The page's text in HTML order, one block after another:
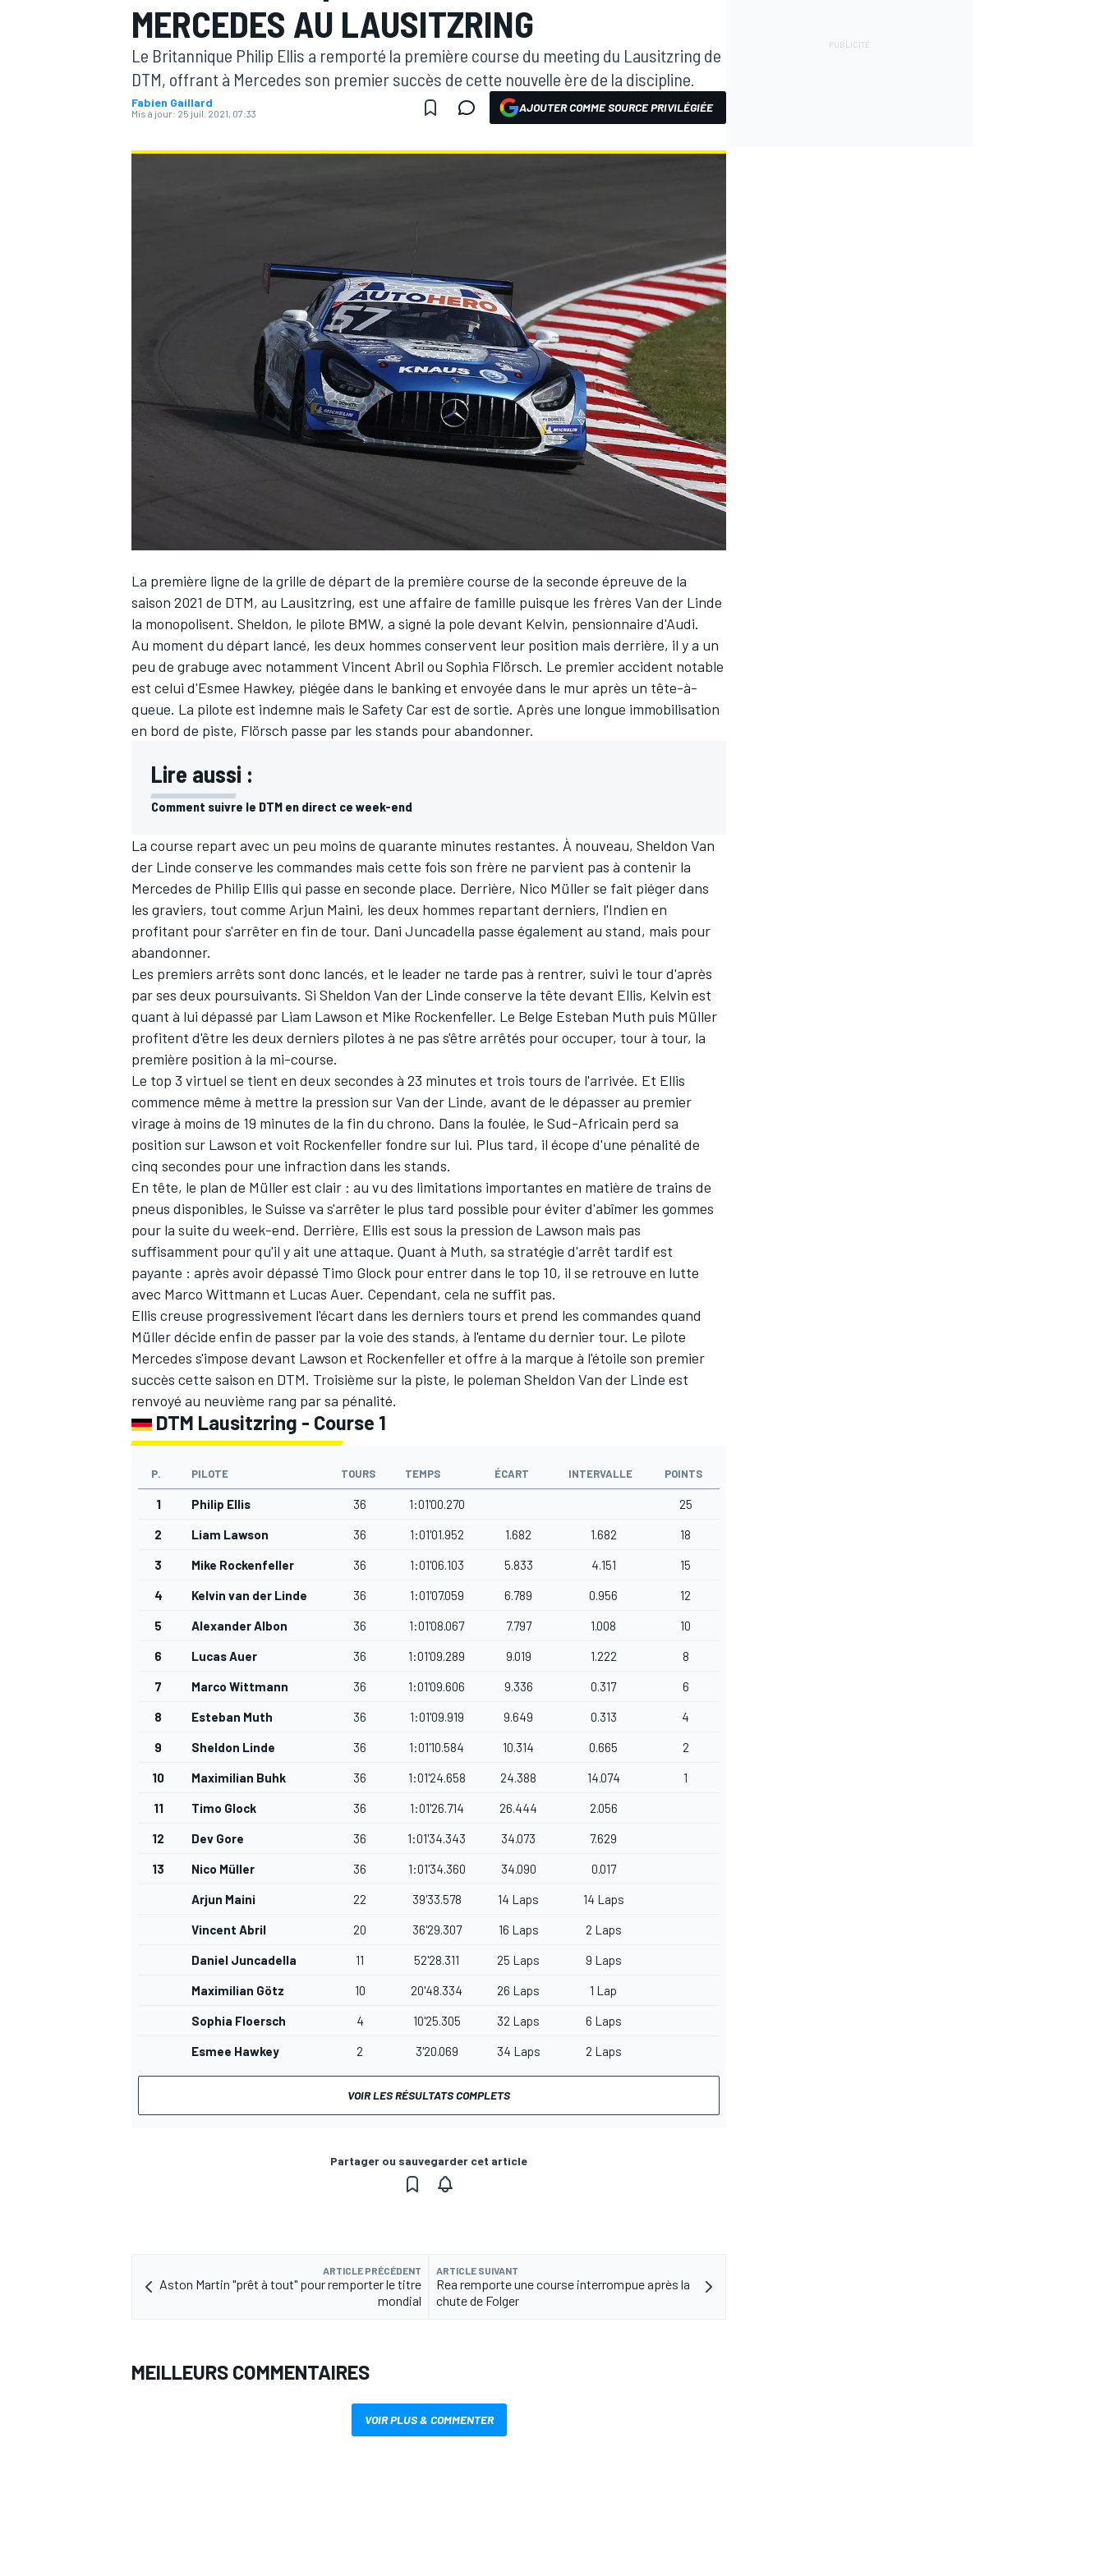
WEC
AUTRES CHAMPIONNATS
MERCEDES AU LAUSITZRING
Le Britannique Philip Ellis a remporté la première course du meeting du Lausitzring de
DTM, offrant à Mercedes son premier succès de cette nouvelle ère de la discipline.
Fabien Gaillard
Mis à jour: 25 juil. 2021, 07:33 AJOUTER COMME SOURCE PRIVILÉGIÉE
La première ligne de la grille de départ de la première course de la seconde épreuve de la
saison 2021 de DTM, au Lausitzring, est une affaire de famille puisque les frères Van der Linde
la monopolisent. Sheldon, le pilote BMW, a signé la pole devant Kelvin, pensionnaire d'Audi.
Au moment du départ lancé, les deux hommes conservent leur position mais derrière, il y a un
peu de grabuge avec notamment Vincent Abril ou Sophia Flörsch. Le premier accident notable
est celui d'Esmee Hawkey, piégée dans le banking et envoyée dans le mur après un tête-à-
queue. La pilote est indemne mais le Safety Car est de sortie. Après une longue immobilisation
en bord de piste, Flörsch passe par les stands pour abandonner.
Lire aussi :
Comment suivre le DTM en direct ce week-end
La course repart avec un peu moins de quarante minutes restantes. À nouveau, Sheldon Van
der Linde conserve les commandes mais cette fois son frère ne parvient pas à contenir la
Mercedes de Philip Ellis qui passe en seconde place. Derrière, Nico Müller se fait piéger dans
les graviers, tout comme Arjun Maini, les deux hommes repartant derniers, l'Indien en
profitant pour s'arrêter en fin de tour. Dani Juncadella passe également au stand, mais pour
abandonner.
Les premiers arrêts sont donc lancés, et le leader ne tarde pas à rentrer, suivi le tour d'après
par ses deux poursuivants. Si Sheldon Van der Linde conserve la tête devant Ellis, Kelvin est
quant à lui dépassé par Liam Lawson et Mike Rockenfeller. Le Belge Esteban Muth puis Müller
profitent d'être les deux derniers pilotes à ne pas s'être arrêtés pour occuper, tour à tour, la
première position à la mi-course.
Le top 3 virtuel se tient en deux secondes à 23 minutes et trois tours de l'arrivée. Et Ellis
commence même à mettre la pression sur Van der Linde, avant de le dépasser au premier
virage à moins de 19 minutes de la fin du chrono. Dans la foulée, le Sud-Africain perd sa
position sur Lawson et voit Rockenfeller fondre sur lui. Plus tard, il écope d'une pénalité de
cinq secondes pour une infraction dans les stands.
En tête, le plan de Müller est clair : au vu des limitations importantes en matière de trains de
pneus disponibles, le Suisse va s'arrêter le plus tard possible pour éviter d'abîmer les gommes
pour la suite du week-end. Derrière, Ellis est sous la pression de Lawson mais pas
suffisamment pour qu'il y ait une attaque. Quant à Muth, sa stratégie d'arrêt tardif est
payante : après avoir dépassé Timo Glock pour entrer dans le top 10, il se retrouve en lutte
avec Marco Wittmann et Lucas Auer. Cependant, cela ne suffit pas.
Ellis creuse progressivement l'écart dans les derniers tours et prend les commandes quand
Müller décide enfin de passer par la voie des stands, à l'entame du dernier tour. Le pilote
Mercedes s'impose devant Lawson et Rockenfeller et offre à la marque à l'étoile son premier
succès cette saison en DTM. Troisième sur la piste, le poleman Sheldon Van der Linde est
renvoyé au neuvième rang par sa pénalité.
DTM Lausitzring - Course 1
P. PILOTE TOURS TEMPS ÉCART INTERVALLE POINTS
1 Philip Ellis 36 1:01'00.270 25
2 Liam Lawson 36 1:01'01.952 1.682 1.682 18
3 Mike Rockenfeller 36 1:01'06.103 5.833 4.151 15
4 Kelvin van der Linde 36 1:01'07.059 6.789 0.956 12
5 Alexander Albon 36 1:01'08.067 7.797 1.008 10
6 Lucas Auer 36 1:01'09.289 9.019 1.222 8
7 Marco Wittmann 36 1:01'09.606 9.336 0.317 6
8 Esteban Muth 36 1:01'09.919 9.649 0.313 4
9 Sheldon Linde 36 1:01'10.584 10.314 0.665 2
10 Maximilian Buhk 36 1:01'24.658 24.388 14.074 1
11 Timo Glock 36 1:01'26.714 26.444 2.056
12 Dev Gore 36 1:01'34.343 34.073 7.629
13 Nico Müller 36 1:01'34.360 34.090 0.017
Arjun Maini 22 39'33.578 14 Laps 14 Laps
Vincent Abril 20 36'29.307 16 Laps 2 Laps
Daniel Juncadella 11 52'28.311 25 Laps 9 Laps
Maximilian Götz 10 20'48.334 26 Laps 1 Lap
Sophia Floersch 4 10'25.305 32 Laps 6 Laps
Esmee Hawkey 2 3'20.069 34 Laps 2 Laps
VOIR LES RÉSULTATS COMPLETS
Partager ou sauvegarder cet article
ARTICLE PRÉCÉDENT
Aston Martin "prêt à tout" pour remporter le titre
mondial
ARTICLE SUIVANT
Rea remporte une course interrompue après la
chute de Folger
MEILLEURS COMMENTAIRES
VOIR PLUS & COMMENTER